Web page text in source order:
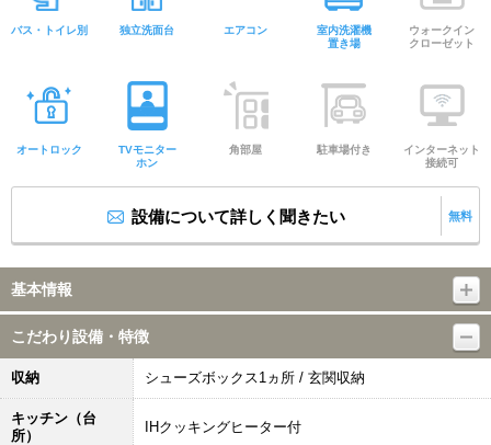
バス・トイレ別 独立洗面台 エアコン
室内洗濯機
置き場
ウォークイン
クローゼット
オートロック
TVモニター
ホン
角部屋 駐車場付き
インターネット
接続可
設備について詳しく聞きたい 無料
基本情報
こだわり設備・特徴
収納 シューズボックス1ヵ所 / 玄関収納
キッチン（台
所）
IHクッキングヒーター付